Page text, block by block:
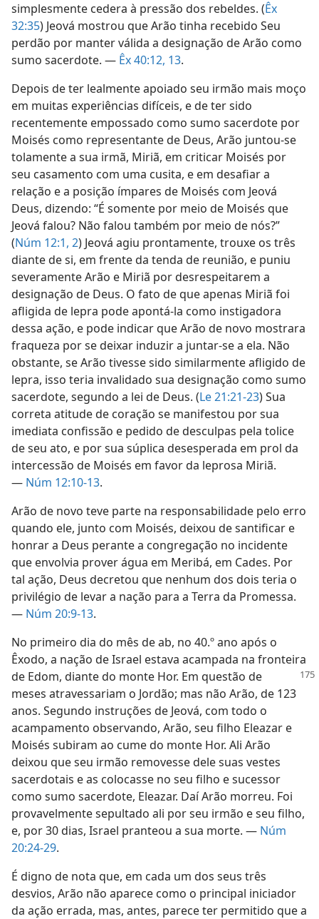
simplesmente cedera à pressão dos rebeldes. (Êx
32:35) Jeová mostrou que Arão tinha recebido Seu
perdão por manter válida a designação de Arão como
sumo sacerdote. — Êx 40:12, 13.
Depois de ter lealmente apoiado seu irmão mais moço
em muitas experiências difíceis, e de ter sido
recentemente empossado como sumo sacerdote por
Moisés como representante de Deus, Arão juntou-se
tolamente a sua irmã, Miriã, em criticar Moisés por
seu casamento com uma cusita, e em desafiar a
relação e a posição ímpares de Moisés com Jeová
Deus, dizendo: “É somente por meio de Moisés que
Jeová falou? Não falou também por meio de nós?”
(Núm 12:1, 2) Jeová agiu prontamente, trouxe os três
diante de si, em frente da tenda de reunião, e puniu
severamente Arão e Miriã por desrespeitarem a
designação de Deus. O fato de que apenas Miriã foi
afligida de lepra pode apontá-la como instigadora
dessa ação, e pode indicar que Arão de novo mostrara
fraqueza por se deixar induzir a juntar-se a ela. Não
obstante, se Arão tivesse sido similarmente afligido de
lepra, isso teria invalidado sua designação como sumo
sacerdote, segundo a lei de Deus. (Le 21:21-23) Sua
correta atitude de coração se manifestou por sua
imediata confissão e pedido de desculpas pela tolice
de seu ato, e por sua súplica desesperada em prol da
intercessão de Moisés em favor da leprosa Miriã.
— Núm 12:10-13.
Arão de novo teve parte na responsabilidade pelo erro
quando ele, junto com Moisés, deixou de santificar e
honrar a Deus perante a congregação no incidente
que envolvia prover água em Meribá, em Cades. Por
tal ação, Deus decretou que nenhum dos dois teria o
privilégio de levar a nação para a Terra da Promessa.
— Núm 20:9-13.
No primeiro dia do mês de ab, no 40.º ano após o
Êxodo, a nação de Israel estava acampada na fronteira
de Edom, diante do monte Hor. Em questão de
meses atravessariam o Jordão; mas não Arão, de 123
anos. Segundo instruções de Jeová, com todo o
acampamento observando, Arão, seu filho Eleazar e
Moisés subiram ao cume do monte Hor. Ali Arão
deixou que seu irmão removesse dele suas vestes
sacerdotais e as colocasse no seu filho e sucessor
como sumo sacerdote, Eleazar. Daí Arão morreu. Foi
provavelmente sepultado ali por seu irmão e seu filho,
e, por 30 dias, Israel pranteou a sua morte. — Núm
20:24-29.
É digno de nota que, em cada um dos seus três
desvios, Arão não aparece como o principal iniciador
da ação errada, mas, antes, parece ter permitido que a